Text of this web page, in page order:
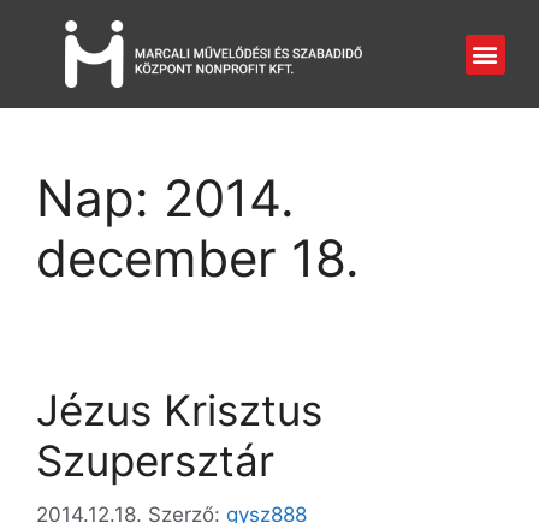
Nap: 2014.
december 18.
Jézus Krisztus
Szupersztár
2014.12.18. Szerző: gysz888